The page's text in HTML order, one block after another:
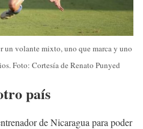
un volante mixto, uno que marca y uno
Foto: Cortesía de Renato Punyed
país
de Nicaragua para poder